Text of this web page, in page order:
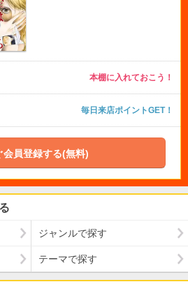
本棚に入れておこう！
毎日来店ポイントGET！
会員登録する(無料)
ジャンルで探す
テーマで探す